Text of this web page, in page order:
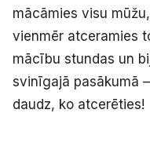
mācāmies visu
vienmēr atceramies
mācību stundas un
svinīgajā pasākumā
daudz, ko atcerēties!